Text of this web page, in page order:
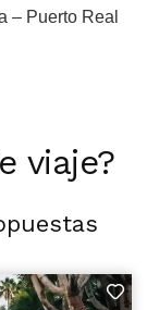
– Puerto Real
viaje?